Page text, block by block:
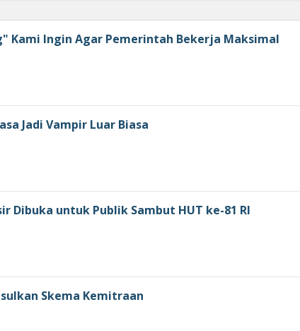
Kami Ingin Agar Pemerintah Bekerja Maksimal
Jadi Vampir Luar Biasa
Dibuka untuk Publik Sambut HUT ke-81 RI
Skema Kemitraan